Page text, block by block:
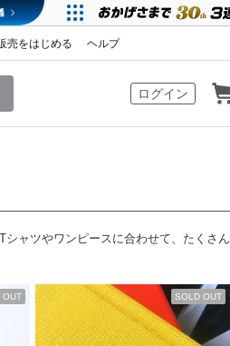
売をはじめる ヘルプ
ログイン
ャツやワンピースに合わせて、たくさん
OUT SOLD OUT